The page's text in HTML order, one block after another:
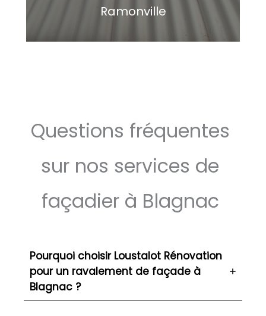
Ramonville
Questions fréquentes
sur nos services de
façadier à Blagnac
Pourquoi choisir Loustalot Rénovation
pour un ravalement de façade à
Blagnac ?